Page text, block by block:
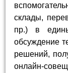
склады,
пр.) в
обсуждение
решений,
онлайн-